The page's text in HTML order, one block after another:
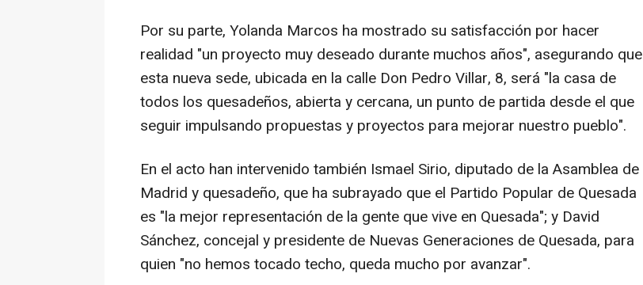
Por su parte, Yolanda Marcos ha mostrado su satisfacción por hacer
realidad "un proyecto muy deseado durante muchos años", asegurando que
esta nueva sede, ubicada en la calle Don Pedro Villar, 8, será "la casa de
todos los quesadeños, abierta y cercana, un punto de partida desde el que
seguir impulsando propuestas y proyectos para mejorar nuestro pueblo".
En el acto han intervenido también Ismael Sirio, diputado de la Asamblea de
Madrid y quesadeño, que ha subrayado que el Partido Popular de Quesada
es "la mejor representación de la gente que vive en Quesada"; y David
Sánchez, concejal y presidente de Nuevas Generaciones de Quesada, para
quien "no hemos tocado techo, queda mucho por avanzar".